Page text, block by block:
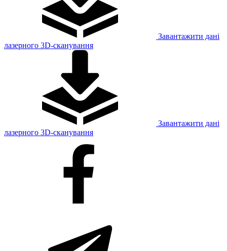
Завантажити дані
лазерного 3D-сканування
Завантажити дані
лазерного 3D-сканування